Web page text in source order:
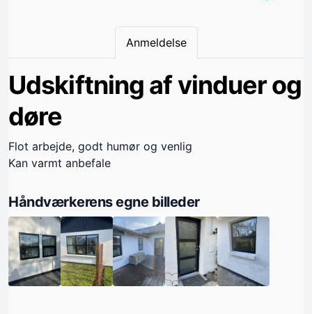
Anmeldelse
Udskiftning af vinduer og
døre
Flot arbejde, godt humør og venlig
Kan varmt anbefale
Håndværkerens egne billeder